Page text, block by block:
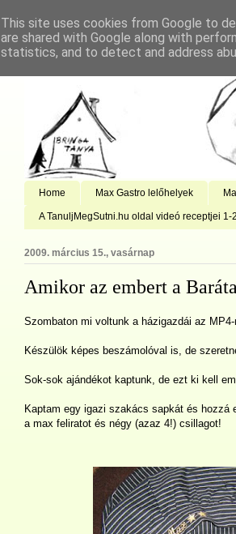
Home Max Gastro lelőhelyek
A TanuljMegSutni.hu oldal videó receptjei 1-
2009. március 15., vasárnap
Amikor az embert a
Szombaton mi voltunk a házigazdái az
Készülök képes beszámolóval is, de
Sok-sok ajándékot kaptunk, de ezt ki kell
Kaptam egy igazi szakács sapkát és
a max feliratot és négy (azaz 4!) csillagot!
This site uses cookies from Google to
are shared with Google along with
statistics, and to detect and address